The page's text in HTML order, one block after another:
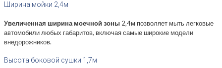
Ширина мойки 2,4м
Увеличенная ширина моечной зоны 2,4м позволяет мыть легковые
автомобили любых габаритов, включая самые широкие модели
внедорожников.
Высота боковой сушки 1,7м